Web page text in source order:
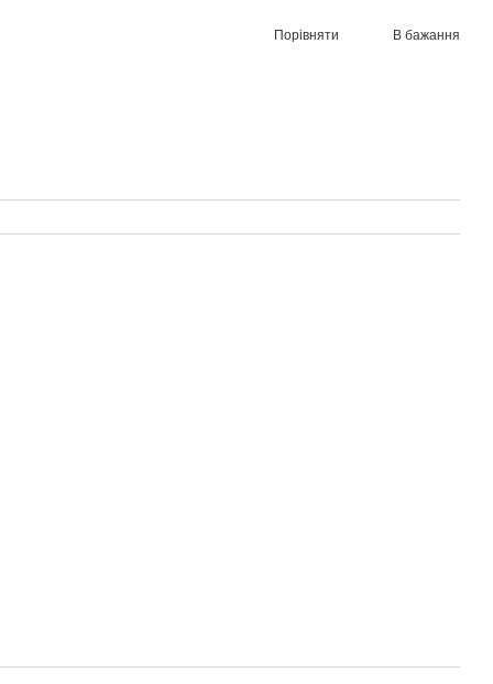
Порівняти В бажання